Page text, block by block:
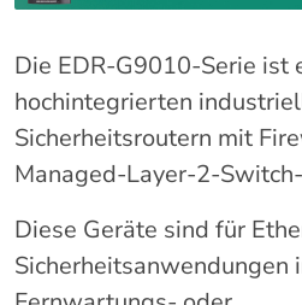
Die EDR-G9010-Serie ist
hochintegrierten
Sicherheitsroutern mit
Managed-Layer-2-
Diese Geräte sind für
Sicherheitsanwendungen